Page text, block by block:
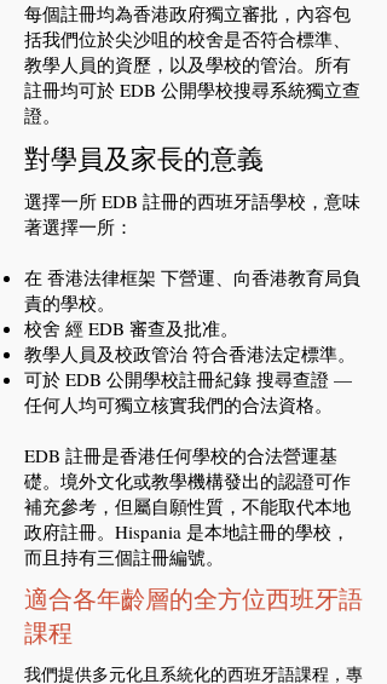
每個註冊均為香港政府獨立審批，內容包
括我們位於尖沙咀的校舍是否符合標準、
教學人員的資歷，以及學校的管治。所有
註冊均可於 EDB 公開學校搜尋系統獨立查
證。
對學員及家長的意義
選擇一所 EDB 註冊的西班牙語學校，意味
著選擇一所：
在 香港法律框架 下營運、向香港教育局負
責的學校。
校舍 經 EDB 審查及批准。
教學人員及校政管治 符合香港法定標準。
可於 EDB 公開學校註冊紀錄 搜尋查證 —
任何人均可獨立核實我們的合法資格。
EDB 註冊是香港任何學校的合法營運基
礎。境外文化或教學機構發出的認證可作
補充參考，但屬自願性質，不能取代本地
政府註冊。Hispania 是本地註冊的學校，
而且持有三個註冊編號。
適合各年齡層的全方位西班牙語
課程
我們提供多元化且系統化的西班牙語課程，專